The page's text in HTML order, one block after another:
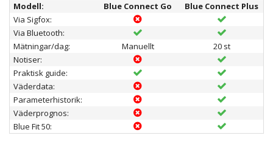
Modell: Blue Connect Go
Blue Connect Plus
Via Sigfox:
Via Bluetooth:
Mätningar/dag:
Manuellt
20 st
Notiser:
Praktisk guide:
Väderdata:
Parameterhistorik:
Väderprognos:
Blue Fit 50: